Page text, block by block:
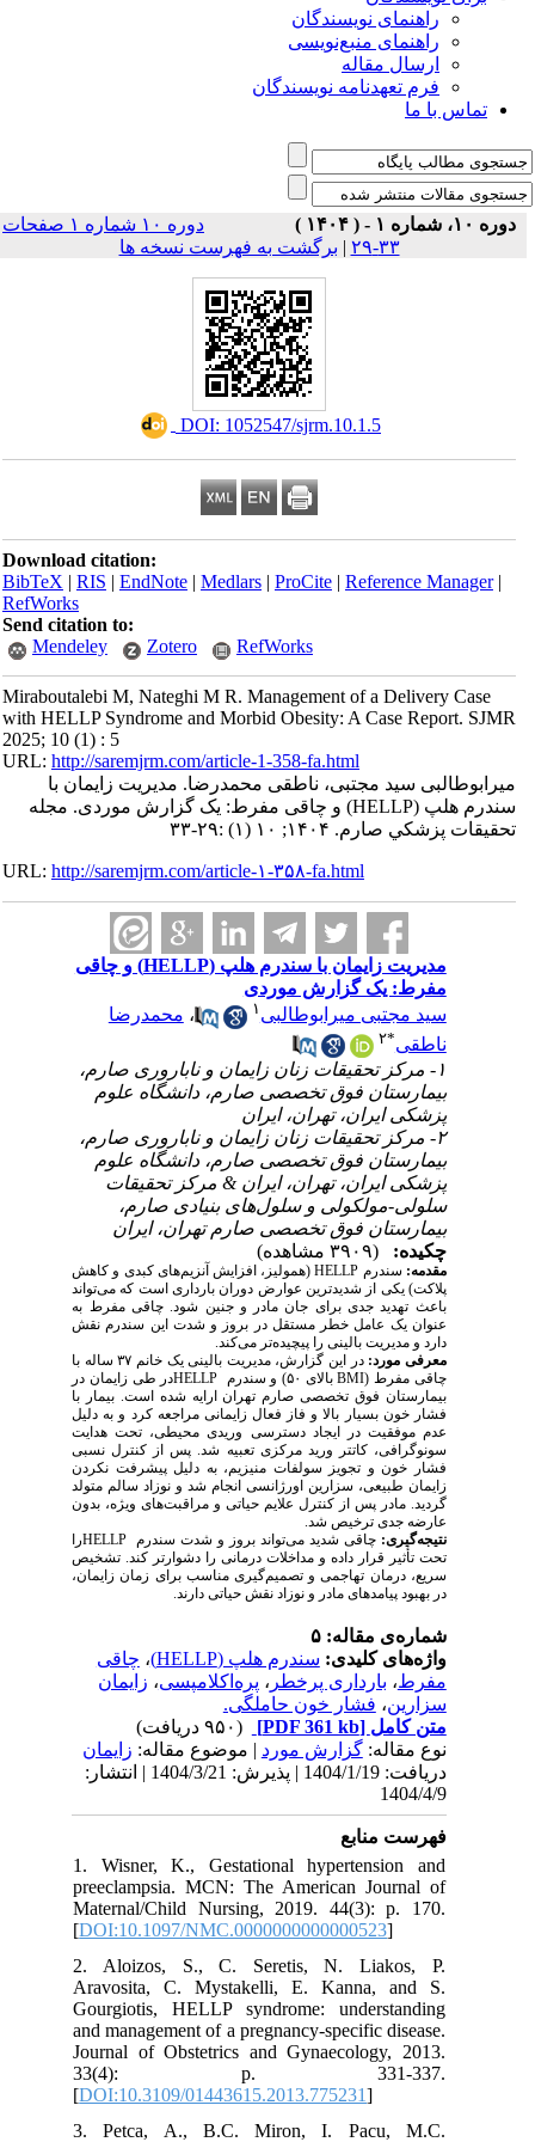
راهنمای نویسندگان
راهنمای منبع‌نویسی
ارسال مقاله
فرم تعهدنامه نویسندگان
تماس با ما
دوره ۱۰، شماره ۱ - ( ۱۴۰۴ )
دوره ۱۰ شماره ۱ صفحات
۳۳-۲۹
|برگشت به فهرست نسخه ها
‎ DOI: 1052547/sjrm.10.1.5
Download citation:
BibTeX|RIS|EndNote|Medlars|ProCite|Reference Manager
RefWorks
Send citation to:
Mendeley
Zotero RefWorks
Miraboutalebi M, Nateghi M R. Management of a Delivery Case
with HELLP Syndrome and Morbid Obesity: A Case Report. SJMR
2025; 10 (1) : 5
URL:http://saremjrm.com/article-1-358-fa.html
میرابوطالبی سید مجتبی، ناطقی محمدرضا. مدیریت زایمان با
سندرم هلپ (HELLP) و چاقی مفرط: یک گزارش موردی. مجله
تحقيقات پزشكي صارم. ۱۴۰۴; ۱۰ (۱) :۲۹-۳۳
URL:http://saremjrm.com/article-۱-۳۵۸-fa.html
مدیریت زایمان با سندرم هلپ (HELLP) و چاقی
مفرط: یک گزارش موردی
سید مجتبی میرابوطالبی
،محمدرضا
ناطقی
۲
۱- مرکز تحقیقات زنان زایمان و ناباروری صارم،
بیمارستان فوق تخصصی صارم، دانشگاه علوم
پزشکی ایران، تهران، ایران
۲- مرکز تحقیقات زنان زایمان و ناباروری صارم،
بیمارستان فوق تخصصی صارم، دانشگاه علوم
پزشکی ایران، تهران، ایران & مرکز تحقیقات
سلولی-مولکولی و سلول‌های بنیادی صارم،
بیمارستان فوق تخصصی صارم تهران، ایران
چکیده:
مقدمه: سندرم HELLP (همولیز، افزایش آنزیم‌های کبدی و کاهش
پلاکت) یکی از شدیدترین عوارض دوران بارداری است که می‌تواند
باعث تهدید جدی برای جان مادر و جنین شود. چاقی مفرط به
عنوان یک عامل خطر مستقل در بروز و شدت این سندرم نقش
دارد و مدیریت بالینی را پیچیده‌تر می‌کند.
معرفی مورد: در این گزارش، مدیریت بالینی یک خانم۳۷ ساله با
چاقی مفرط (
BMI بالای۵۰) و سندرم HELLPدر طی زایمان در
بیمارستان فوق تخصصی صارم تهران ارایه شده است. بیمار با
فشار خون بسیار بالا و فاز فعال زایمانی مراجعه کرد و به دلیل
عدم موفقیت در ایجاد دسترسی وریدی محیطی، تحت هدایت
سونوگرافی، کاتتر ورید مرکزی تعبیه شد. پس از کنترل نسبی
فشار خون و تجویز سولفات منیزیم، به دلیل پیشرفت نکردن
زایمان طبیعی، سزارین اورژانسی انجام شد و نوزاد سالم متولد
گردید. مادر پس از کنترل علایم حیاتی و مراقبت‌های ویژه، بدون
عارضه جدی ترخیص شد.
نتیجه‌گیری: چاقی شدید می‌تواند بروز و شدت سندرم HELLPرا
تحت تأثیر قرار داده و مداخلات درمانی را دشوارتر کند. تشخیص
سریع، درمان تهاجمی و تصمیم‌گیری مناسب برای زمان زایمان،
در بهبود پیامدهای مادر و نوزاد نقش حیاتی دارند.
شماره‌ی مقاله: ۵
واژه‌های کلیدی:سندرم هلپ (HELLP) ،چاقی
مفرط،بارداری پرخطر، پره‌اکلامپسی،زایمان
سزارین،فشار خون حاملگی.
متن کامل[PDF 361 kb]
نوع مقاله:گزارش مورد | موضوع مقاله:زايمان
دریافت: 1404/1/19 | پذیرش: 1404/3/21 | انتشار:
1404/4/9
فهرست منابع
1. Wisner, K., Gestational hypertension and
preeclampsia. MCN: The American Journal of
Maternal/Child Nursing, 2019. 44(3): p. 170.
[DOI:10.1097/NMC.0000000000000523
2. Aloizos, S., C. Seretis, N. Liakos, P.
Aravosita, C. Mystakelli, E. Kanna, and S.
Gourgiotis, HELLP syndrome: understanding
and management of a pregnancy-specific disease.
Journal of Obstetrics and Gynaecology, 2013.
33(4): p. 331-337.
[DOI:10.3109/01443615.2013.775231
3. Petca, A., B.C. Miron, I. Pacu, M.C.